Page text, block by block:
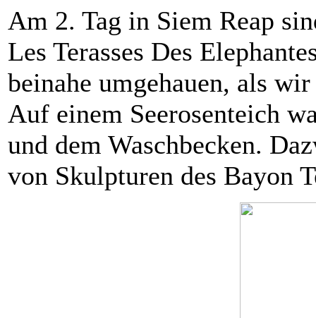
Am 2. Tag in Siem Reap
Les Terasses Des
beinahe umgehauen, als
Auf einem Seerosenteich
und dem Waschbecken.
von Skulpturen des Bayon